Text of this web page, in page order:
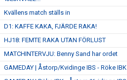
Kvällens match ställs in
D1: KAFFE KAKA, FJÄRDE RAKA!
HJ18: FEMTE RAKA UTAN FÖRLUST
MATCHINTERVJU: Benny Sand har ordet
GAMEDAY | Åstorp/Kvidinge IBS - Röke IBK